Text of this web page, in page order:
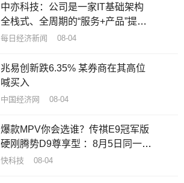
中亦科技：公司是一家IT基础架构
全栈式、全周期的“服务+产品”提供
商
每日经济新闻 08-04
兆易创新跌6.35% 某券商在其高位
喊买入
中国经济网 08-04
爆款MPV你会选谁？传祺E9冠军版
硬刚腾势D9尊享型 ：8月5日同一天
上市
快科技 08-04